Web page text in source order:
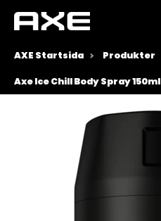
AXE Startsida Produkter
Axe Ice Chill Body Spray 150ml